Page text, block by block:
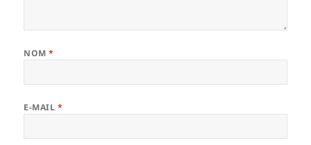
NOM*
E-MAIL *